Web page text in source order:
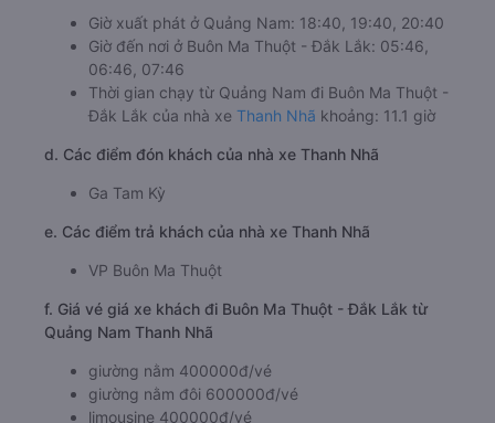
Giờ xuất phát ở Quảng Nam: 18:40, 19:40, 20:40
Giờ đến nơi ở Buôn Ma Thuột - Đắk Lắk: 05:46,
06:46, 07:46
Thời gian chạy từ Quảng Nam đi Buôn Ma Thuột -
Đắk Lắk của nhà xe Thanh Nhã khoảng: 11.1 giờ
d. Các điểm đón khách của nhà xe Thanh Nhã
Ga Tam Kỳ
e. Các điểm trả khách của nhà xe Thanh Nhã
VP Buôn Ma Thuột
f. Giá vé giá xe khách đi Buôn Ma Thuột - Đắk Lắk từ
Quảng Nam Thanh Nhã
giường nằm 400000đ/vé
giường nằm đôi 600000đ/vé
limousine 400000đ/vé